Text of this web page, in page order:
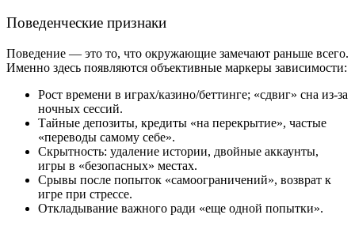
Поведенческие признаки
Поведение — это то, что окружающие замечают раньше всего.
Именно здесь появляются объективные маркеры зависимости:
Рост времени в играх/казино/беттинге; «сдвиг» сна из-за
ночных сессий.
Тайные депозиты, кредиты «на перекрытие», частые
«переводы самому себе».
Скрытность: удаление истории, двойные аккаунты,
игры в «безопасных» местах.
Срывы после попыток «самоограничений», возврат к
игре при стрессе.
Откладывание важного ради «еще одной попытки».